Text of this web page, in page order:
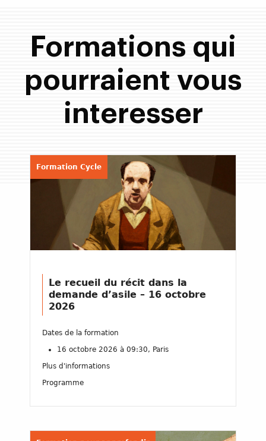
Formations qui
pourraient vous
interesser
Formation Cycle
Le recueil du récit dans la
demande d’asile – 16 octobre
2026
Dates de la formation
16 octobre 2026 à 09:30, Paris
Plus d'informations
Programme